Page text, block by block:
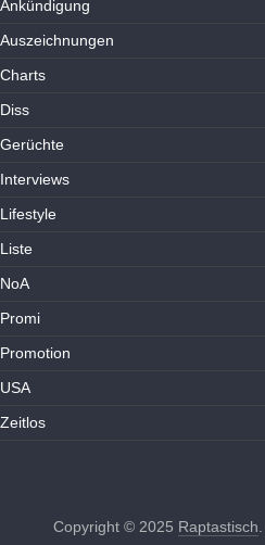
Ankündigung
Auszeichnungen
Charts
Diss
Gerüchte
Interviews
Lifestyle
Liste
NoA
Promi
Promotion
USA
Zeitlos
Copyright © 2025 Raptastisch